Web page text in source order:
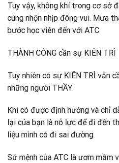
Tuy vậy, không khí trong cơ sở
cùng nhộn nhịp đông vui. Mưa
bước học viên đến với ATC
THÀNH CÔNG cần sự KIÊN TRÌ
Tuy nhiên có sự KIÊN TRÌ vẫn
những người THẦY.
Khi có được định hướng và chỉ
lại của bạn là nỗ lực để đi đến
liệu mình có đi sai đường.
Sứ mệnh của ATC là ươm mầm